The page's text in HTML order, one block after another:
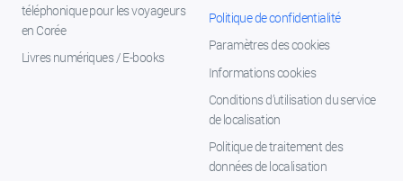
téléphonique pour les voyageurs
en Corée
Livres numériques / E-books
Politique de confidentialité
Paramètres des cookies
Informations cookies
Conditions d’utilisation du service
de localisation
Politique de traitement des
données de localisation